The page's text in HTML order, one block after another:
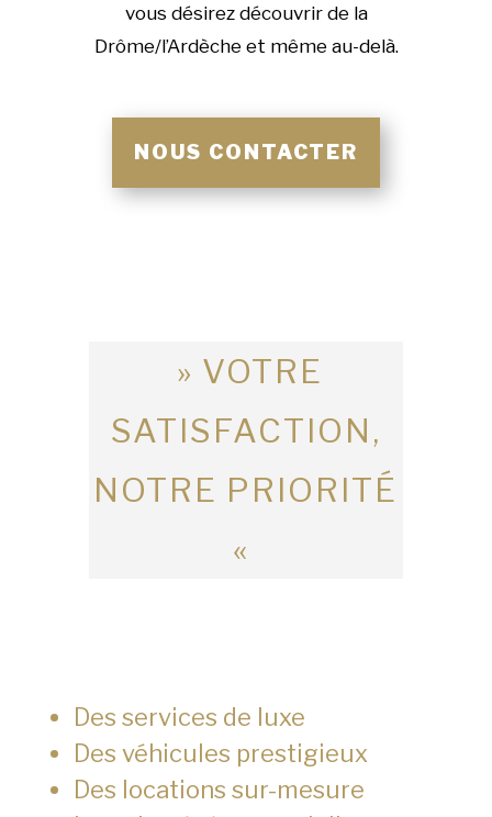
vous désirez découvrir de la
Drôme/l’Ardèche et même au-delà.
NOUS CONTACTER
» VOTRE
SATISFACTION,
NOTRE PRIORITÉ
«
Des services de luxe
Des véhicules prestigieux
Des locations sur-mesure